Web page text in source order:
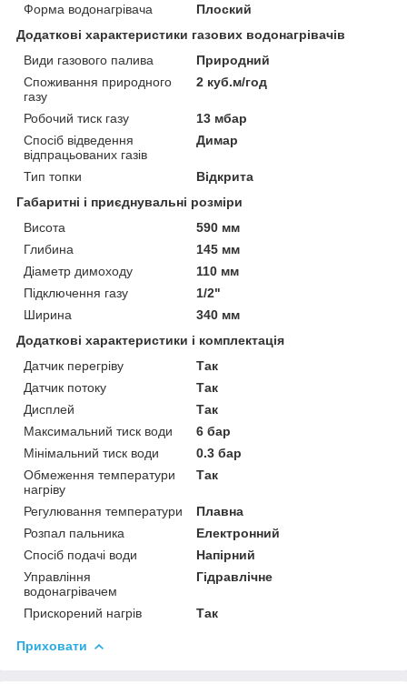
Форма водонагрівача
Плоский
Додаткові характеристики газових водонагрівачів
Види газового палива
Природний
Споживання природного
газу
2 куб.м/год
Робочий тиск газу
13 мбар
Спосіб відведення
відпрацьованих газів
Димар
Тип топки
Відкрита
Габаритні і приєднувальні розміри
Висота
590 мм
Глибина
145 мм
Діаметр димоходу
110 мм
Підключення газу
1/2"
Ширина
340 мм
Додаткові характеристики і комплектація
Датчик перегріву
Так
Датчик потоку
Так
Дисплей
Так
Максимальний тиск води
6 бар
Мінімальний тиск води
0.3 бар
Обмеження температури
нагріву
Так
Регулювання температури
Плавна
Розпал пальника
Електронний
Спосіб подачі води
Напірний
Управління
водонагрівачем
Гідравлічне
Прискорений нагрів Так
Приховати